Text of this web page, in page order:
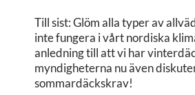
Till sist: Glöm alla typer av
inte fungera i vårt nordiska
anledning till att vi har
myndigheterna nu även
sommardäckskrav!